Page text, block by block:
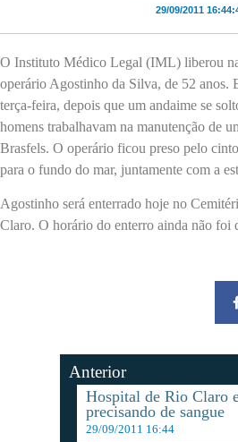
29/09/2011
O Instituto Médico Legal (IML) liberou
operário Agostinho da Silva, de 52 anos.
terça-feira, depois que um andaime se
homens trabalhavam na manutenção de
Brasfels. O operário ficou preso pelo
para o fundo do mar, juntamente com a
Agostinho será enterrado hoje no
Claro. O horário do enterro ainda não foi
Anterior
Hospital de Rio Claro
precisando de sangue
29/09/2011 16:44